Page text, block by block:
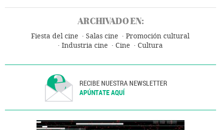
ARCHIVADO EN:
Fiesta del cine Salas cine
Promoción cultural
Industria cine
Cine Cultura
RECIBE NUESTRA NEWSLETTER
APÚNTATE AQUÍ